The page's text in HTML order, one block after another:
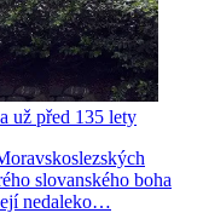
už před 135 lety
slovanského boha
nedaleko…